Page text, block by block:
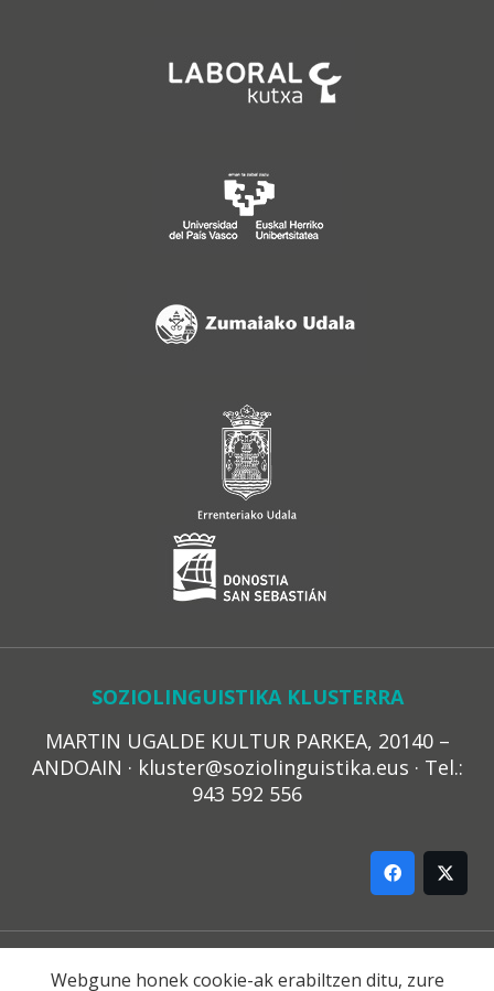
SOZIOLINGUISTIKA KLUSTERRA
MARTIN UGALDE KULTUR PARKEA, 20140 –
ANDOAIN · kluster@soziolinguistika.eus · Tel.:
943 592 556
PRIBATUTASUN POLITIKA
Webgune honek cookie-ak erabiltzen ditu, zure